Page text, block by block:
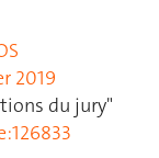
2019
du jury"